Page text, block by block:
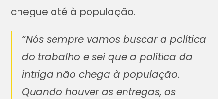
chegue até à população.
“Nós sempre vamos buscar a política
do trabalho e sei que a política da
intriga não chega à população.
Quando houver as entregas, os